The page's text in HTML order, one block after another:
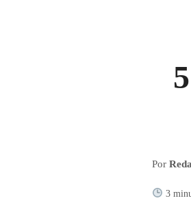
Por
3